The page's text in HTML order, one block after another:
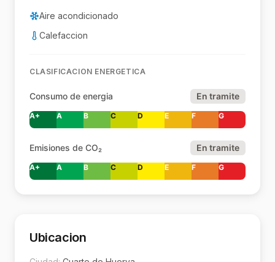
Aire acondicionado
Calefaccion
CLASIFICACION ENERGETICA
Consumo de energia En tramite
A+ A B C D E F G
Emisiones de CO₂ En tramite
A+ A B C D E F G
Ubicacion